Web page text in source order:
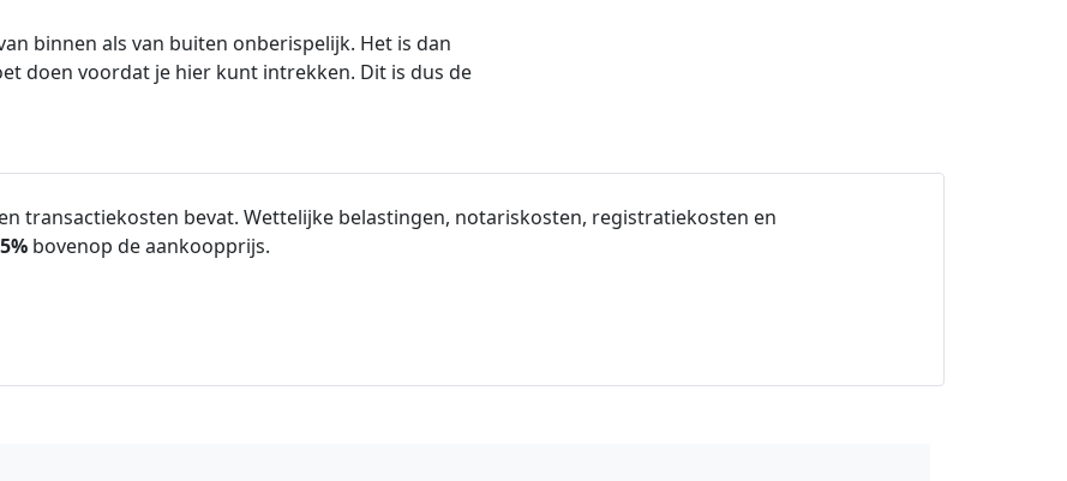
binnen als van buiten onberispelijk. Het is dan
doen voordat je hier kunt intrekken. Dit is dus de
transactiekosten bevat. Wettelijke belastingen, notariskosten, registratiekosten en
bovenop de aankoopprijs.